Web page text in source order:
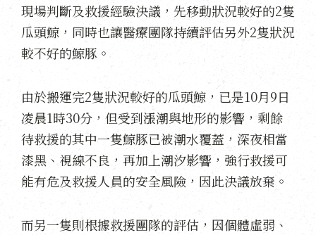
現場判斷及救援經驗決議，先移動狀況較好的2隻
瓜頭鯨，同時也讓醫療團隊持續評估另外2隻狀況
較不好的鯨豚。
由於搬運完2隻狀況較好的瓜頭鯨，已是10月9日
凌晨1時30分，但受到漲潮與地形的影響，剩餘
待救援的其中一隻鯨豚已被潮水覆蓋，深夜相當
漆黑、視線不良，再加上潮汐影響，強行救援可
能有危及救援人員的安全風險，因此決議放棄。
而另一隻則根據救援團隊的評估，因個體虛弱、